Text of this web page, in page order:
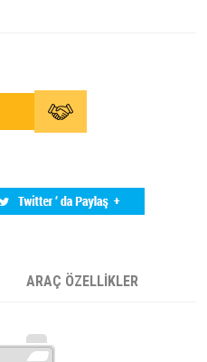
ARAÇ ÖZELLİKLER